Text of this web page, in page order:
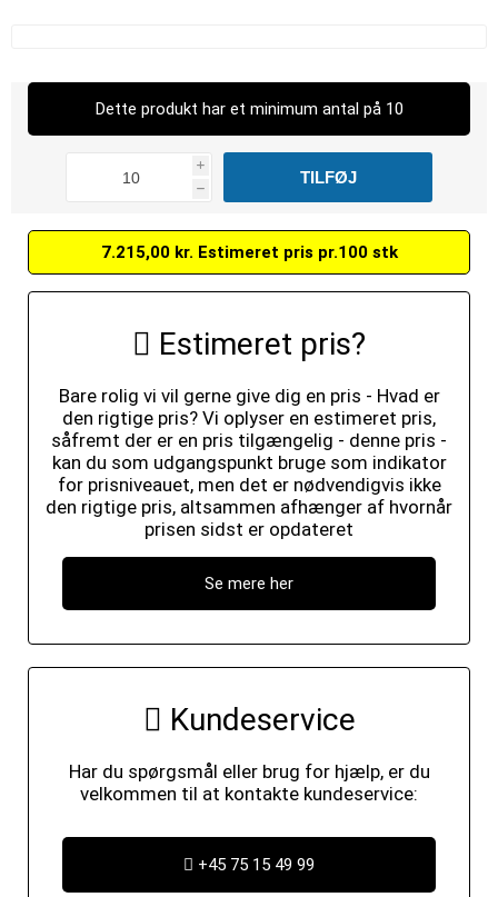
Dette produkt har et minimum antal på 10
i
h
7.215,00 kr. Estimeret pris pr.100 stk
Estimeret pris?
Bare rolig vi vil gerne give dig en pris - Hvad er
den rigtige pris? Vi oplyser en estimeret pris,
såfremt der er en pris tilgængelig - denne pris -
kan du som udgangspunkt bruge som indikator
for prisniveauet, men det er nødvendigvis ikke
den rigtige pris, altsammen afhænger af hvornår
prisen sidst er opdateret
Se mere her
Kundeservice
Har du spørgsmål eller brug for hjælp, er du
velkommen til at kontakte kundeservice:
+45 75 15 49 99